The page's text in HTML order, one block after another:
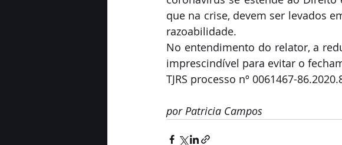
que na crise, devem ser levados
razoabilidade.
No entendimento do relator, a
imprescindível para evitar o
TJRS processo nº 0061467-
por Patricia Campos